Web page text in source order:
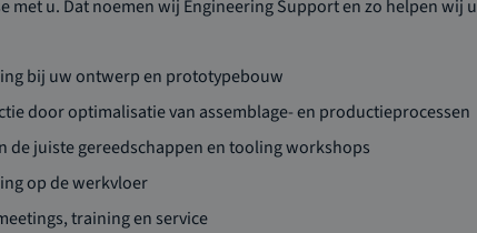
met u. Dat noemen wij Engineering Support en zo helpen wij u
bij uw ontwerp en prototypebouw
door optimalisatie van assemblage- en productieprocessen
de juiste gereedschappen en tooling workshops
op de werkvloer
training en service